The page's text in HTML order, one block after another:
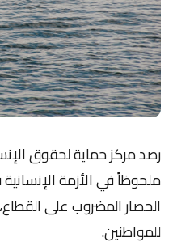
رصد مركز حماية لحقوق
ملحوظاً في الأزمة
الحصار المضروب على
للمواطنين.